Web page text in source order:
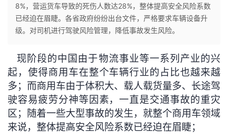
个
人
主
页
我
的
开
发
者
我
的
开
发
我
的
Programs
我
的
8%，营运货车导致的死伤人数达28%，整体提高安全风险系数
已经迫在眉睫。各省政府纷纷出台文件，严格要求车辆设备升
级。对司机进行驾驶风险管理，降低事故发生风险。
现阶段的中国由于物流事业等一系列产业的兴
起，使得商用车在整个车辆行业的占比也越来越
多；而商用车由于体积大、载人载货量多、长途驾
驶容易疲劳分神等因素，一直是交通事故的重灾
区；随着一些大型事故的发生，就整个商用车领域
来说，整体提高安全风险系数已经迫在眉睫；